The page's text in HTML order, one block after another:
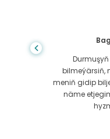
bilmeýärsiň,
meniň gidip
näme